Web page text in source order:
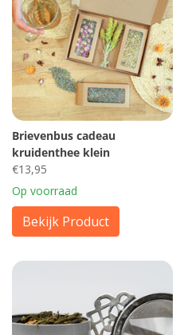
Brievenbus cadeau
kruidenthee klein
€13,95
Op voorraad
Bekijk Product